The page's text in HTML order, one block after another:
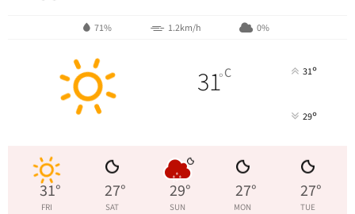
71% 1.2km/h 0%
31°C 31°
29°
31°
FRI
27°
SAT
29°
SUN
27°
MON
27°
TUE